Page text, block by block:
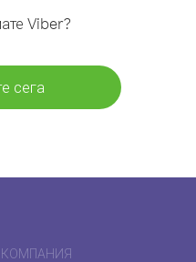
Viber?
сега
КОМПАНИЯ